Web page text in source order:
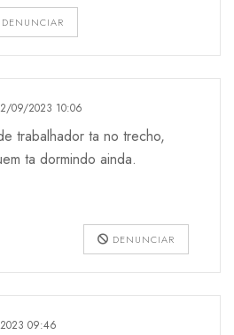
DENUNCIAR
09/2023 10:06
trabalhador ta no trecho,
ta dormindo ainda.
DENUNCIAR
09:46